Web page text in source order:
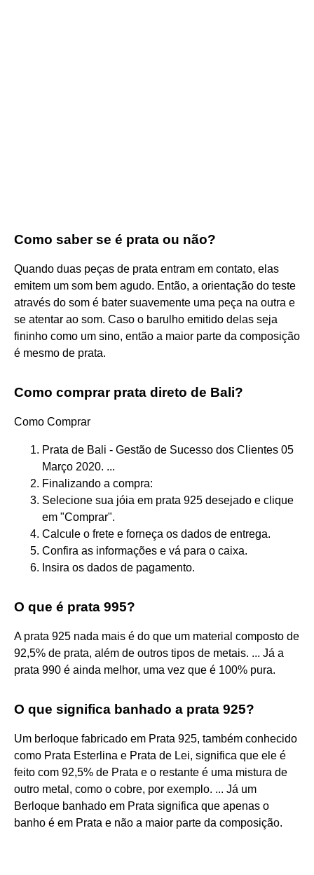
Como saber se é prata ou não?
Quando duas peças de prata entram em contato, elas
emitem um som bem agudo. Então, a orientação do teste
através do som é bater suavemente uma peça na outra e
se atentar ao som. Caso o barulho emitido delas seja
fininho como um sino, então a maior parte da composição
é mesmo de prata.
Como comprar prata direto de Bali?
Como Comprar
Prata de Bali - Gestão de Sucesso dos Clientes 05
Março 2020. ...
Finalizando a compra:
Selecione sua jóia em prata 925 desejado e clique
em "Comprar".
Calcule o frete e forneça os dados de entrega.
Confira as informações e vá para o caixa.
Insira os dados de pagamento.
O que é prata 995?
A prata 925 nada mais é do que um material composto de
92,5% de prata, além de outros tipos de metais. ... Já a
prata 990 é ainda melhor, uma vez que é 100% pura.
O que significa banhado a prata 925?
Um berloque fabricado em Prata 925, também conhecido
como Prata Esterlina e Prata de Lei, significa que ele é
feito com 92,5% de Prata e o restante é uma mistura de
outro metal, como o cobre, por exemplo. ... Já um
Berloque banhado em Prata significa que apenas o
banho é em Prata e não a maior parte da composição.